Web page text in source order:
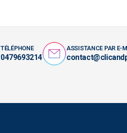
TÉLÉPHONE
0479693214
ASSISTANCE PAR E-